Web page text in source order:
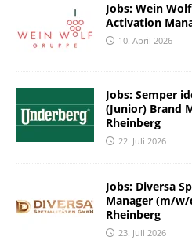
Jobs: Wein
Activation
10. April 2026
Jobs: Semper
(Junior) Brand
Rheinberg
22. Juli 2026
Jobs: Diversa
Manager (m/
Rheinberg
23. Juli 2026